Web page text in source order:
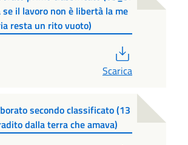
se il lavoro non è libertà la me
resta un rito vuoto)
Scarica
secondo classificato (13
dalla terra che amava)